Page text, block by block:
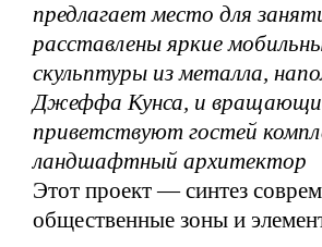
предлагает место для
расставлены яркие
скульптуры из металла,
Джеффа Кунса, и
приветствуют гостей
ландшафтный архитектор
Этот проект — синтез
общественные зоны и